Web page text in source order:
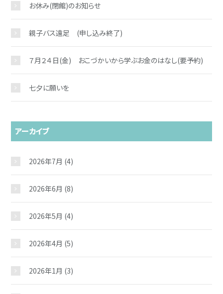
お休み(閉館)のお知らせ
親子バス遠足 (申し込み終了)
７月２４日(金) おこづかいから学ぶお金のはなし(要予約)
七夕に願いを
アーカイブ
2026年7月 (4)
2026年6月 (8)
2026年5月 (4)
2026年4月 (5)
2026年1月 (3)